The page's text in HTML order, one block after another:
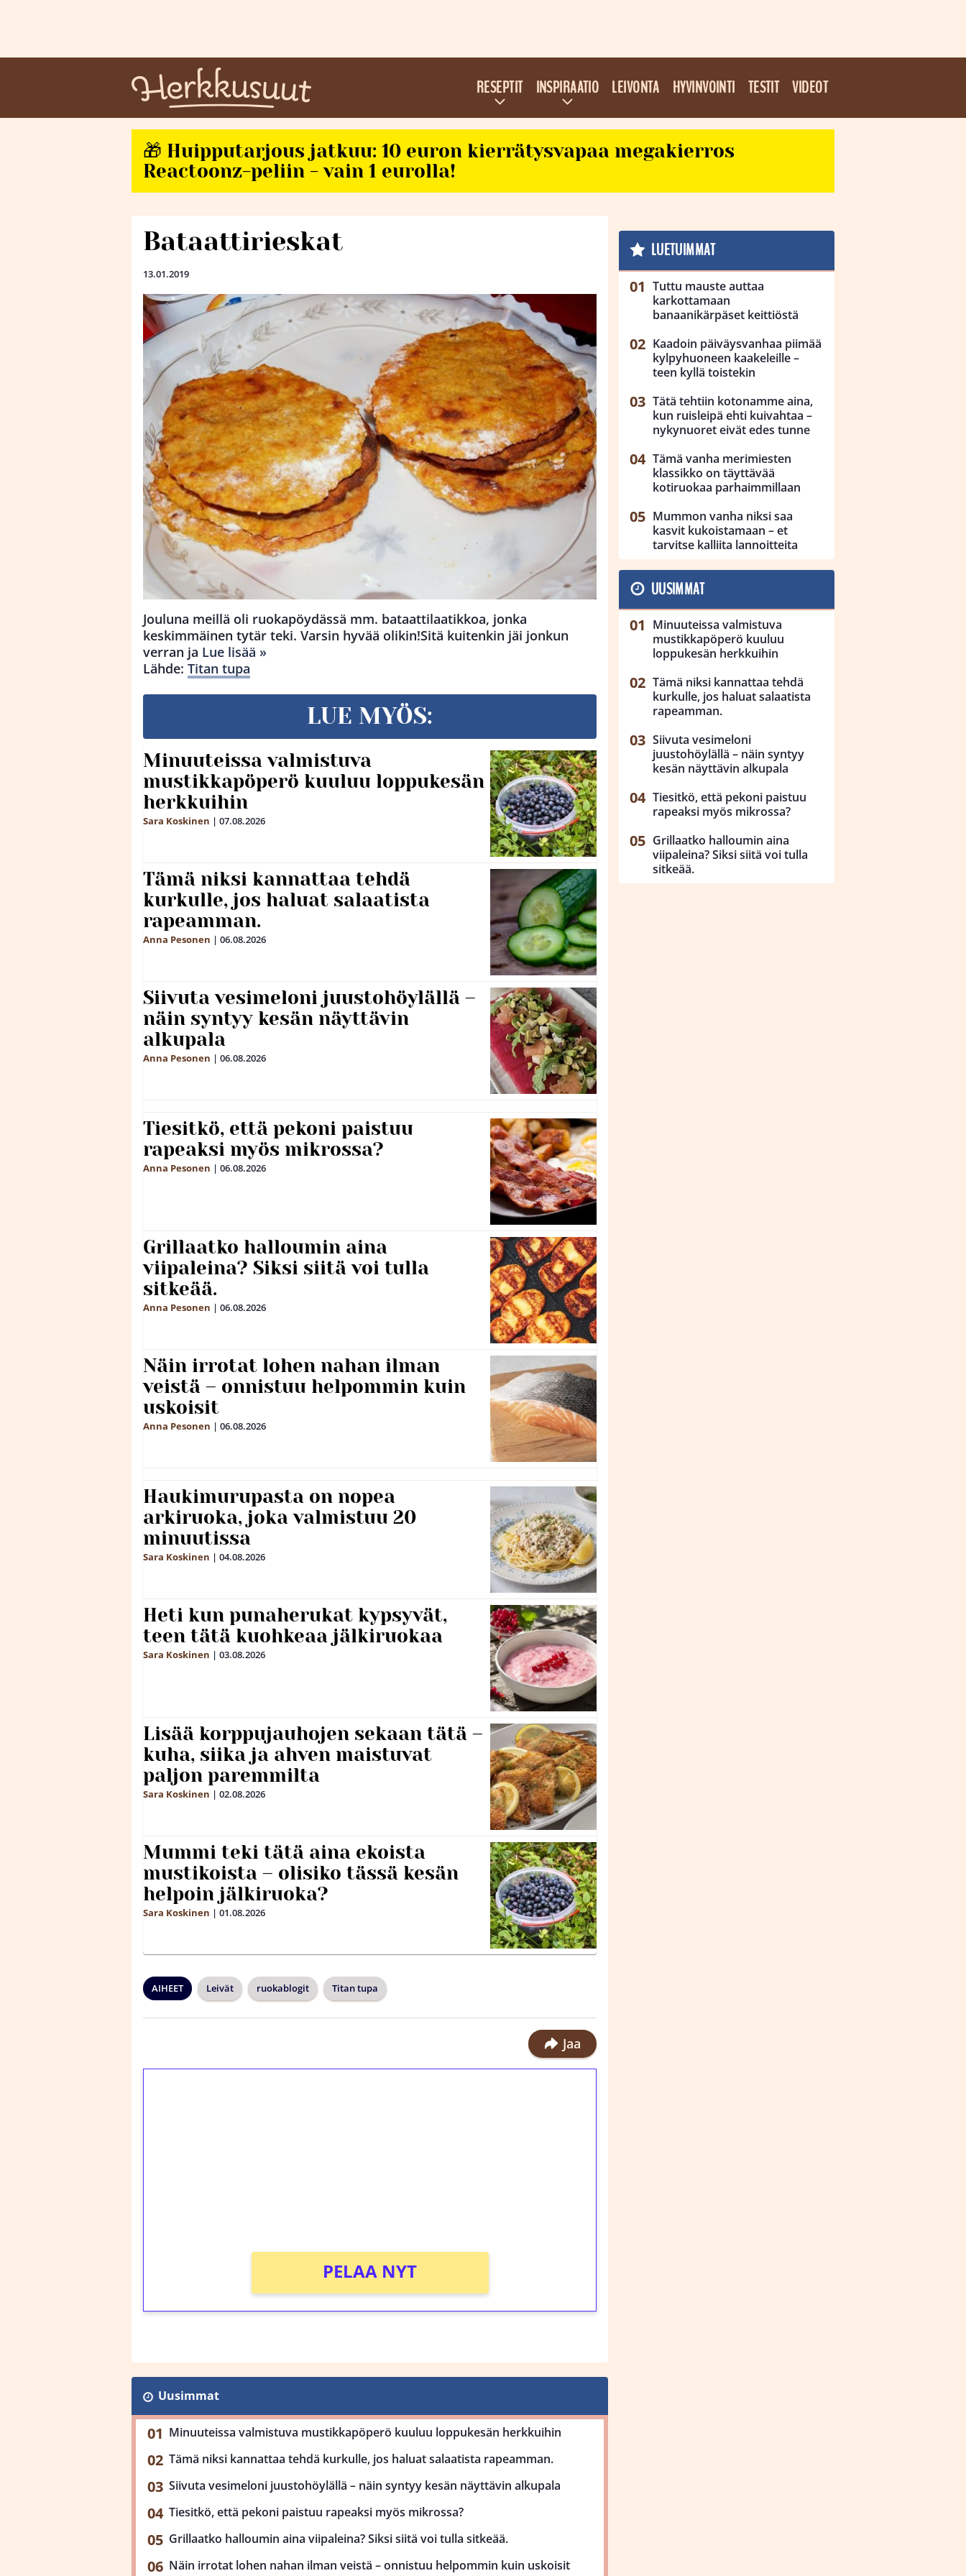
RESEPTIT INSPIRAATIO LEIVONTA HYVINVOINTI TESTIT VIDEOT
🎁 Huipputarjous jatkuu: 10 euron kierrätysvapaa megakierros
Reactoonz-peliin - vain 1 eurolla!
Bataattirieskat
13.01.2019
Jouluna meillä oli ruokapöydässä mm. bataattilaatikkoa, jonka
keskimmäinen tytär teki. Varsin hyvää olikin!Sitä kuitenkin jäi jonkun
verran ja Lue lisää »
Lähde: Titan tupa
LUE MYÖS:
Minuuteissa valmistuva
mustikkapöperö kuuluu loppukesän
herkkuihin
Sara Koskinen | 07.08.2026
Tämä niksi kannattaa tehdä
kurkulle, jos haluat salaatista
rapeamman.
Anna Pesonen | 06.08.2026
Siivuta vesimeloni juustohöylällä –
näin syntyy kesän näyttävin
alkupala
Anna Pesonen | 06.08.2026
Tiesitkö, että pekoni paistuu
rapeaksi myös mikrossa?
Anna Pesonen | 06.08.2026
Grillaatko halloumin aina
viipaleina? Siksi siitä voi tulla
sitkeää.
Anna Pesonen | 06.08.2026
Näin irrotat lohen nahan ilman
veistä – onnistuu helpommin kuin
uskoisit
Anna Pesonen | 06.08.2026
Haukimurupasta on nopea
arkiruoka, joka valmistuu 20
minuutissa
Sara Koskinen | 04.08.2026
Heti kun punaherukat kypsyvät,
teen tätä kuohkeaa jälkiruokaa
Sara Koskinen | 03.08.2026
Lisää korppujauhojen sekaan tätä –
kuha, siika ja ahven maistuvat
paljon paremmilta
Sara Koskinen | 02.08.2026
Mummi teki tätä aina ekoista
mustikoista – olisiko tässä kesän
helpoin jälkiruoka?
Sara Koskinen | 01.08.2026
AIHEET Leivät ruokablogit Titan tupa
Jaa
PELAA NYT
Uusimmat
Minuuteissa valmistuva mustikkapöperö kuuluu loppukesän herkkuihin
Tämä niksi kannattaa tehdä kurkulle, jos haluat salaatista rapeamman.
Siivuta vesimeloni juustohöylällä – näin syntyy kesän näyttävin alkupala
Tiesitkö, että pekoni paistuu rapeaksi myös mikrossa?
Grillaatko halloumin aina viipaleina? Siksi siitä voi tulla sitkeää.
Näin irrotat lohen nahan ilman veistä – onnistuu helpommin kuin uskoisit
LUETUIMMAT
Tuttu mauste auttaa
karkottamaan
banaanikärpäset keittiöstä
Kaadoin päiväysvanhaa piimää
kylpyhuoneen kaakeleille –
teen kyllä toistekin
Tätä tehtiin kotonamme aina,
kun ruisleipä ehti kuivahtaa –
nykynuoret eivät edes tunne
Tämä vanha merimiesten
klassikko on täyttävää
kotiruokaa parhaimmillaan
Mummon vanha niksi saa
kasvit kukoistamaan – et
tarvitse kalliita lannoitteita
UUSIMMAT
Minuuteissa valmistuva
mustikkapöperö kuuluu
loppukesän herkkuihin
Tämä niksi kannattaa tehdä
kurkulle, jos haluat salaatista
rapeamman.
Siivuta vesimeloni
juustohöylällä – näin syntyy
kesän näyttävin alkupala
Tiesitkö, että pekoni paistuu
rapeaksi myös mikrossa?
Grillaatko halloumin aina
viipaleina? Siksi siitä voi tulla
sitkeää.